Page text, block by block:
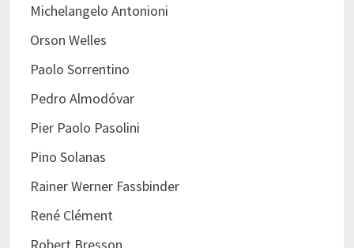
Michelangelo Antonioni
Orson Welles
Paolo Sorrentino
Pedro Almodóvar
Pier Paolo Pasolini
Pino Solanas
Rainer Werner Fassbinder
René Clément
Robert Bresson